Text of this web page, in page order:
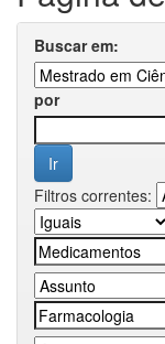
Buscar em:
por
Filtros correntes: